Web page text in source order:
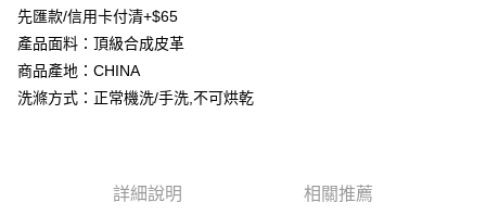
2.付款方式選擇「大哥付你分期」，訂單成立後會自動跳轉到大哥付的交易
流程，驗證手機門號後，選擇欲分期的期數、繳款截止日，確認付款後即完
成交易。
3.實際核准額度、可分期數及費用金額請依後續交易確認頁面所載為準。
4.訂單成立30分鐘內，如未前往確認交易或遇審核未通過，訂單將自動取
消。如遇「轉專審核」未通過狀況，表示未達大哥付你分期系統評分，恕無
2.透過簡訊連結打開帳單後，可選擇「超商條碼／台灣大直營門市／銀行轉
相關說明
【關於「AFTEE先享後付」】
便利好安心！
１．簡單：不需註冊會員、不需綁卡、不需儲值。
１．於結帳方式選擇「AFTEE先享後付」後，將跳轉至「AFTEE先享後付」
ATM付款
貨到付款
先匯款/信用卡付清+$65
產品面料：頂級合成皮革
商品產地：CHINA
洗滌方式：正常機洗/手洗,不可烘乾
詳細說明 相關推薦